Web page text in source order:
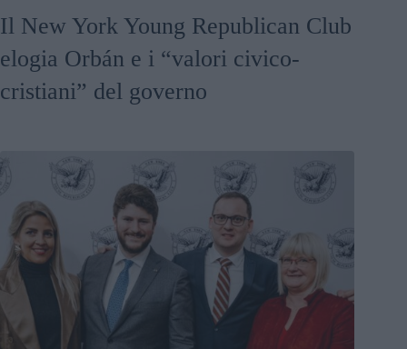
Il New York Young Republican Club
elogia Orbán e i “valori civico-
cristiani” del governo